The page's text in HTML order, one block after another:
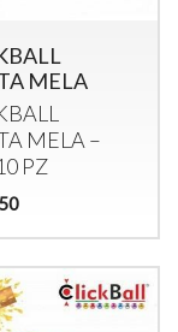
MELA
MELA –
PZ